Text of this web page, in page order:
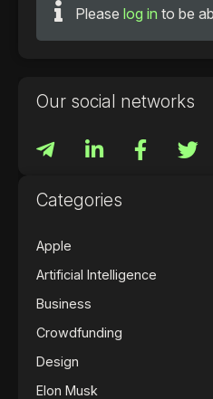
Please log in to be
Our social networks
Categories
Apple
Artificial Intelligence
Business
Crowdfunding
Design
Elon Musk